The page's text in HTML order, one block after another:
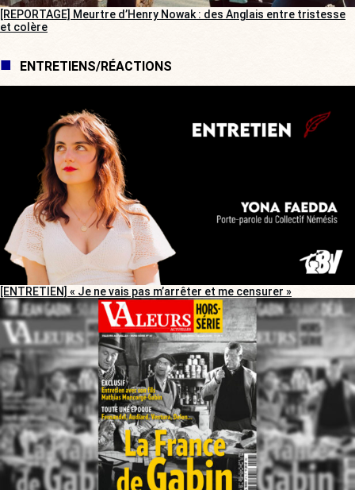
[REPORTAGE] Meurtre d’Henry Nowak : des Anglais entre tristesse
et colère
ENTRETIENS/RÉACTIONS
[ENTRETIEN] « Je ne vais pas m’arrêter et me censurer »